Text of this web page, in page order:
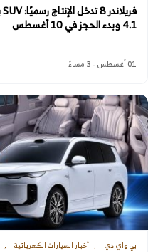
4.1 وبدء الحجز في 10 أغسطس
01 أغسطس - 3 مساءً
بي واي دي أخبار السيارات الكهربائية